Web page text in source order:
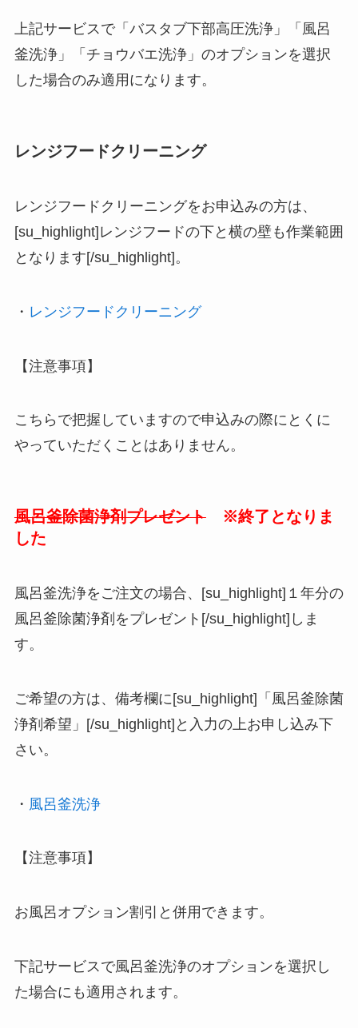
上記サービスで「バスタブ下部高圧洗浄」「風呂
釜洗浄」「チョウバエ洗浄」のオプションを選択
した場合のみ適用になります。
レンジフードクリーニング
レンジフードクリーニングをお申込みの方は、
[su_highlight]レンジフードの下と横の壁も作業範囲
となります[/su_highlight]。
・ レンジフードクリーニング
【注意事項】
こちらで把握していますので申込みの際にとくに
やっていただくことはありません。
風呂釜除菌浄剤プレゼント※終了となりま
した
風呂釜洗浄をご注文の場合、[su_highlight]１年分の
風呂釜除菌浄剤をプレゼント[/su_highlight]しま
す。
ご希望の方は、備考欄に[su_highlight]「風呂釜除菌
浄剤希望」[/su_highlight]と入力の上お申し込み下
さい。
・ 風呂釜洗浄
【注意事項】
お風呂オプション割引と併用できます。
下記サービスで風呂釜洗浄のオプションを選択し
た場合にも適用されます。